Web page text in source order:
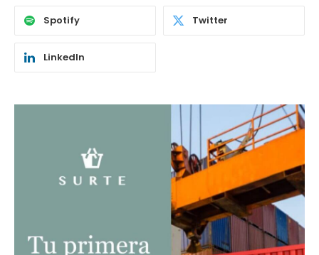
Spotify Twitter
LinkedIn